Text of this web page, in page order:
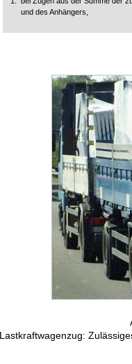
und des Anhängers,
Lastkraftwagenzug: